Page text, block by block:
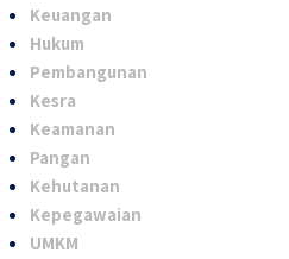
Keuangan
Hukum
Pembangunan
Kesra
Keamanan
Pangan
Kehutanan
Kepegawaian
UMKM